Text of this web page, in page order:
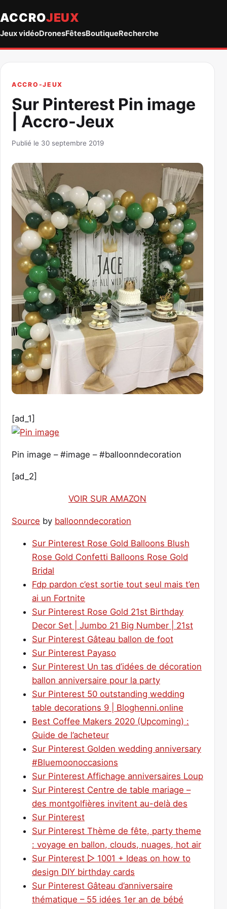
ACCROJEUX
Jeux vidéoDronesFêtesBoutiqueRecherche
ACCRO-JEUX
Sur Pinterest Pin image
| Accro-Jeux
Publié le 30 septembre 2019
[ad_1]
Pin image – #image – #balloonndecoration
[ad_2]
VOIR SUR AMAZON
Source by balloonndecoration
Sur Pinterest Rose Gold Balloons Blush
Rose Gold Confetti Balloons Rose Gold
Bridal
Fdp pardon c’est sortie tout seul mais t’en
ai un Fortnite
Sur Pinterest Rose Gold 21st Birthday
Decor Set | Jumbo 21 Big Number | 21st
Sur Pinterest Gâteau ballon de foot
Sur Pinterest Payaso
Sur Pinterest Un tas d’idées de décoration
ballon anniversaire pour la party
Sur Pinterest 50 outstanding wedding
table decorations 9 | Bloghenni.online
Best Coffee Makers 2020 (Upcoming) :
Guide de l’acheteur
Sur Pinterest Golden wedding anniversary
#Bluemoonoccasions
Sur Pinterest Affichage anniversaires Loup
Sur Pinterest Centre de table mariage –
des montgolfières invitent au-delà des
Sur Pinterest
Sur Pinterest Thème de fête, party theme
: voyage en ballon, clouds, nuages, hot air
Sur Pinterest ▷ 1001 + Ideas on how to
design DIY birthday cards
Sur Pinterest Gâteau d’anniversaire
thématique – 55 idées 1er an de bébé